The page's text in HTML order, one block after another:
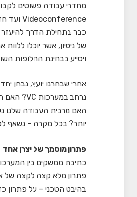
של ניסיון, אשר יוכלו
ויסייע בבחינת החלופות
אחרי שבחרנו יועץ, נבחן
האם מרבית העבודה שלנו
יותר? בכל מקרה – נשאף
פתרון מוסמך של יצרן אחד
כתיבת ממשקים בין
פתרון מלא קצה לקצה של
בהיבט הטכני – על פתרון